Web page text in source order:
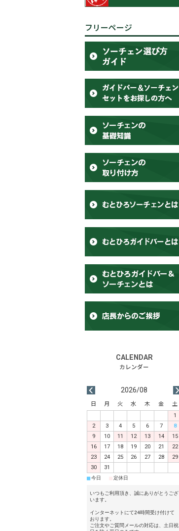
フリーページ
2026/08
日 月 火 水 木 金
土
1
2
3 4 5 6 7
8
9
10 11 12 13 14
15
16
17 18 19 20 21
22
23
24 25 26 27 28
29
30
31
■今日 定休日
いつもご利用頂き、誠にありがとうござ
います。
インターネットにて24時間受け付けて
おります。
ご注文やご質問メールの対応は、土日祝